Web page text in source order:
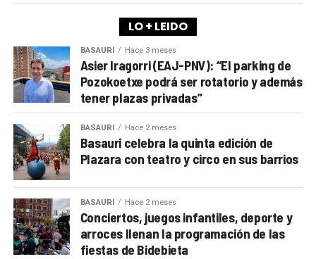
LO + LEIDO
BASAURI Hace 3 meses
Asier Iragorri (EAJ-PNV): “El parking de
Pozokoetxe podrá ser rotatorio y además
tener plazas privadas”
BASAURI Hace 2 meses
Basauri celebra la quinta edición de
Plazara con teatro y circo en sus barrios
BASAURI Hace 2 meses
Conciertos, juegos infantiles, deporte y
arroces llenan la programación de las
fiestas de Bidebieta